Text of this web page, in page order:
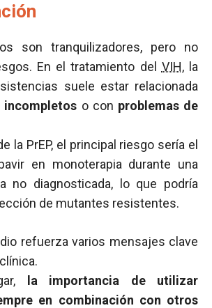
son tranquilizadores, pero no
En el tratamiento del VIH, la
suele estar relacionada
incompletos o con problemas de
la PrEP, el principal riesgo sería el
en monoterapia durante una
no diagnosticada, lo que podría
de mutantes resistentes.
refuerza varios mensajes clave
la importancia de utilizar
en combinación con otros